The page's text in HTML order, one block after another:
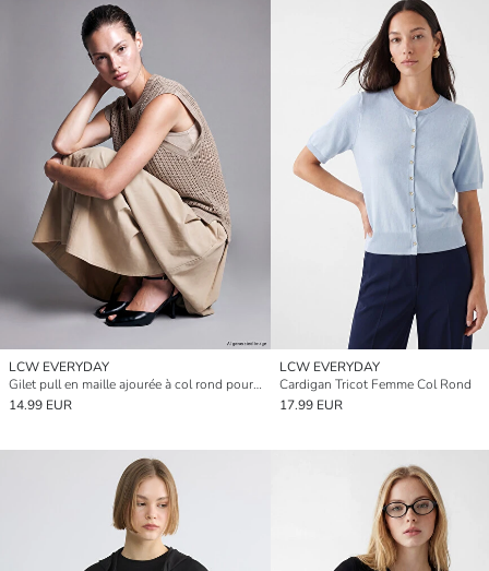
LCW EVERYDAY
Gilet pull en maille ajourée à col rond pour femme
14.99 EUR
LCW EVERYDAY
Cardigan Tricot Femme Col Rond
17.99 EUR